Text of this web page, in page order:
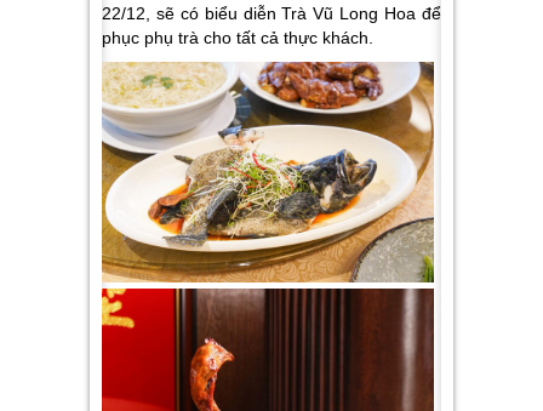
22/12, sẽ có biểu diễn Trà Vũ Long Hoa để
phục phụ trà cho tất cả thực khách.